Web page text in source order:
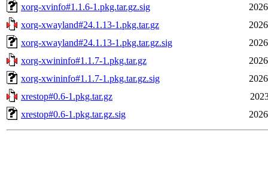
xorg-xvinfo#1.1.6-1.pkg.tar.gz.sig
xorg-xwayland#24.1.13-1.pkg.tar.gz
xorg-xwayland#24.1.13-1.pkg.tar.gz.sig
xorg-xwininfo#1.1.7-1.pkg.tar.gz
xorg-xwininfo#1.1.7-1.pkg.tar.gz.sig
xrestop#0.6-1.pkg.tar.gz
xrestop#0.6-1.pkg.tar.gz.sig